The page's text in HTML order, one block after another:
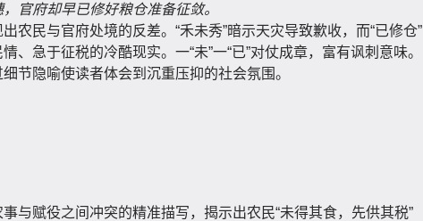
官府却早已修好粮仓准备征敛。
农民与官府处境的反差。“禾未秀”暗示天灾导致歉收，而“已修仓”
、急于征税的冷酷现实。一“未”一“已”对仗成章，富有讽刺意味。
节隐喻使读者体会到沉重压抑的社会氛围。
与赋役之间冲突的精准描写，揭示出农民“未得其食，先供其税”